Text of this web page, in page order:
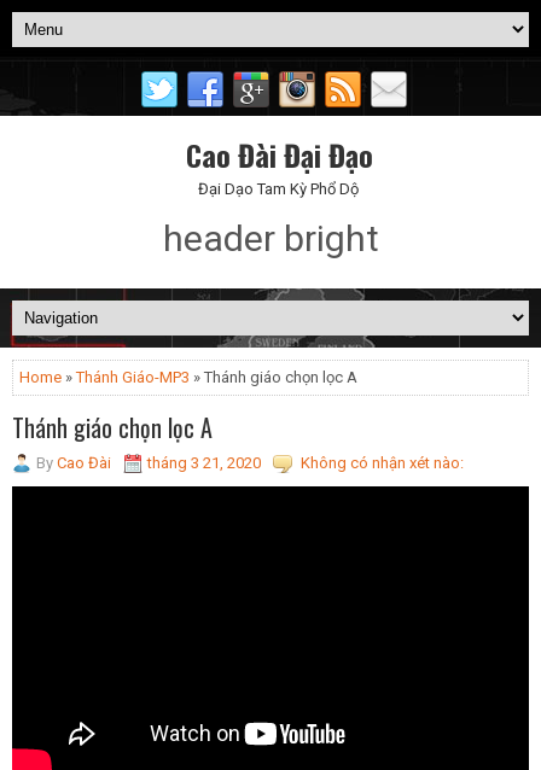
Cao Đài Đại Đạo
Đại Dạo Tam Kỳ Phổ Dộ
header bright
Home »Thánh Giáo-MP3 » Thánh giáo chọn lọc A
Thánh giáo chọn lọc A
By Cao Đài tháng 3 21, 2020 Không có nhận xét nào: